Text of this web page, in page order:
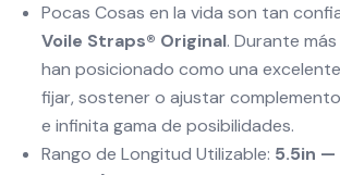
Pocas Cosas en la vida son tan
Voile Straps® Original. Durante
han posicionado como una
fijar, sostener o ajustar
e infinita gama de posibilidades.
Rango de Longitud Utilizable: 5.5in —